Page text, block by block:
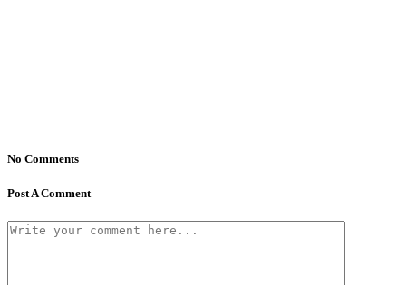
No Comments
Post A Comment